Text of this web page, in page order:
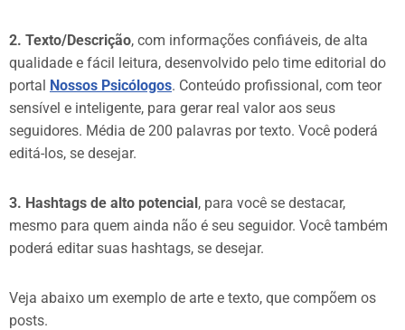
2. Texto/Descrição, com informações confiáveis, de alta
qualidade e fácil leitura, desenvolvido pelo time editorial do
portal Nossos Psicólogos. Conteúdo profissional, com teor
sensível e inteligente, para gerar real valor aos seus
seguidores. Média de 200 palavras por texto. Você poderá
editá-los, se desejar.
3. Hashtags de alto potencial, para você se destacar,
mesmo para quem ainda não é seu seguidor. Você também
poderá editar suas hashtags, se desejar.
Veja abaixo um exemplo de arte e texto, que compõem os
posts.